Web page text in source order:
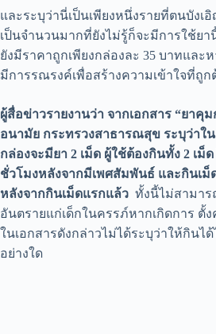
และระบุว่านี่เป็นเพียงหนึ่งรายที่ตนบัง
เป็นจำนวนมากที่ยังไม่รู้ก็จะมีการใช้ย
ยังมีราคาถูกเพียงกล่องละ 35 บาทและ
มีการรณรงค์เพื่อสร้างความเข้าใจที่ถูก
ผู้สื่อข่าวรายงานว่า จากเอกสาร “ยาคุ
อนามัย กระทรวงสาธารณสุข ระบุว่าใ
กล่องจะมียา 2 เม็ด ผู้ใช้ต้องกินทั้ง 2 เม็
ชั่วโมงหลังจากมีเพศสัมพันธ์ และกินเม็
หลังจากกินเม็ดแรกแล้ว ทั้งนี้ไม่สามาร
อันตรายแก่เด็กในครรภ์หากเกิดการ ตั้
ในเอกสารดังกล่าวไม่ได้ระบุว่าให้กินไ
อย่างใด